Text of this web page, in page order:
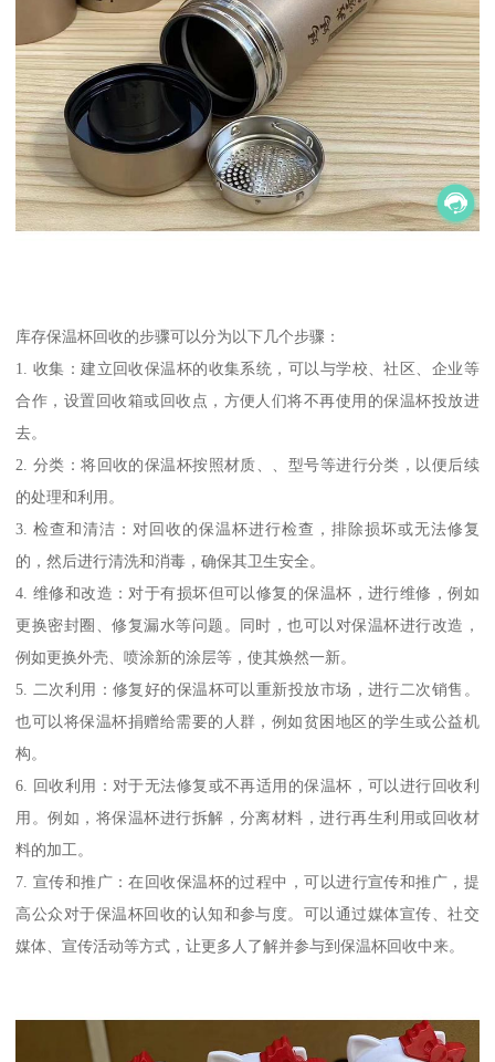
库存保温杯回收的步骤可以分为以下几个步骤：
1. 收集：建立回收保温杯的收集系统，可以与学校、社区、企业等
合作，设置回收箱或回收点，方便人们将不再使用的保温杯投放进
去。
2. 分类：将回收的保温杯按照材质、、型号等进行分类，以便后续
的处理和利用。
3. 检查和清洁：对回收的保温杯进行检查，排除损坏或无法修复
的，然后进行清洗和消毒，确保其卫生安全。
4. 维修和改造：对于有损坏但可以修复的保温杯，进行维修，例如
更换密封圈、修复漏水等问题。同时，也可以对保温杯进行改造，
例如更换外壳、喷涂新的涂层等，使其焕然一新。
5. 二次利用：修复好的保温杯可以重新投放市场，进行二次销售。
也可以将保温杯捐赠给需要的人群，例如贫困地区的学生或公益机
构。
6. 回收利用：对于无法修复或不再适用的保温杯，可以进行回收利
用。例如，将保温杯进行拆解，分离材料，进行再生利用或回收材
料的加工。
7. 宣传和推广：在回收保温杯的过程中，可以进行宣传和推广，提
高公众对于保温杯回收的认知和参与度。可以通过媒体宣传、社交
媒体、宣传活动等方式，让更多人了解并参与到保温杯回收中来。